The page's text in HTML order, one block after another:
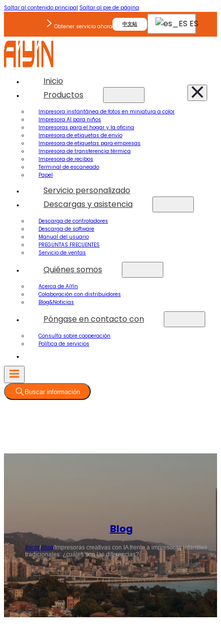
Saltar al contenido principal Saltar al pie de página
Obtener servicio ahora 中文站 ES
Inicio
Productos
Impresora instantánea de fotos en miniatura a color
Impresora AI para niños
Impresoras para el hogar y la oficina
Impresora de etiquetas de envío
Impresora de etiquetas para empresas
Impresora de transferencia térmica
Impresora de recibos
Terminal de escaneado
Papel
Servicio personalizado
Descargas y asistencia
Descarga de controladores
Descarga de software
Manual del usuario
PREGUNTAS FRECUENTES
Servicio de ventas
Quiénes somos
Acerca de AiYin
Colaboración con distribuidores
Blog&Noticias
Póngase en contacto con
Consulta sobre cooperación
Política de servicios
Buscar información
Blog
Inicio/Blog/Impresoras creativas con IA frente a impresoras infantiles
tradicionales: ¿cuáles son las diferencias?